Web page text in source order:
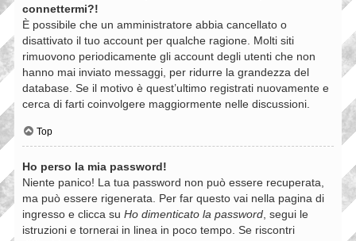
connettermi?!
È possibile che un amministratore abbia cancellato o
disattivato il tuo account per qualche ragione. Molti siti
rimuovono periodicamente gli account degli utenti che non
hanno mai inviato messaggi, per ridurre la grandezza del
database. Se il motivo è quest’ultimo registrati nuovamente e
cerca di farti coinvolgere maggiormente nelle discussioni.
Top
Ho perso la mia password!
Niente panico! La tua password non può essere recuperata,
ma può essere rigenerata. Per far questo vai nella pagina di
ingresso e clicca su Ho dimenticato la password, segui le
istruzioni e tornerai in linea in poco tempo. Se riscontri